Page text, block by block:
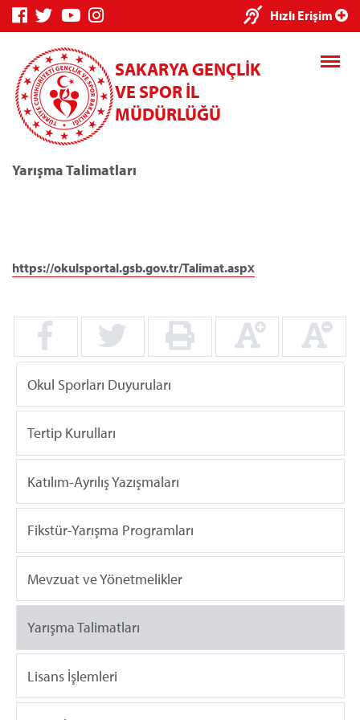
Hızlı Erişim
SAKARYA GENÇLİK
VE SPOR İL
MÜDÜRLÜĞÜ
Yarışma Talimatları
https://okulsportal.gsb.gov.tr/Talimat.aspx
Okul Sporları Duyuruları
Tertip Kurulları
Katılım-Ayrılış Yazışmaları
Fikstür-Yarışma Programları
Mevzuat ve Yönetmelikler
Yarışma Talimatları
Lisans İşlemleri
×
Genç Bilgi
Ödeme